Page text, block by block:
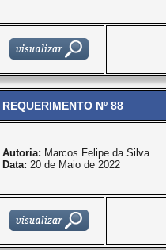
REQUERIMENTO Nº 88
Autoria: Marcos Felipe da Silva
Data: 20 de Maio de 2022